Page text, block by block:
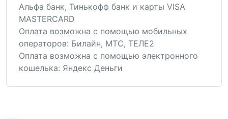
Альфа банк, Тинькофф банк и карты VISA
MASTERCARD
Оплата возможна с помощью мобильных
операторов: Билайн, МТС, ТЕЛЕ2
Оплата возможна с помощью электронного
кошелька: Яндекс Деньги